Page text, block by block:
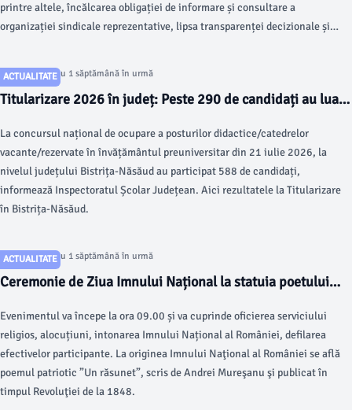
printre altele, încălcarea obligației de informare și consultare a
organizației sindicale reprezentative, lipsa transparenței decizionale și
ACTUALITATE
Articol postat cu 1 săptămână în urmă
Titularizare 2026 în județ: Peste 290 de candidați au luat
La concursul național de ocupare a posturilor didactice/catedrelor
vacante/rezervate în învățământul preuniversitar din 21 iulie 2026, la
nivelul județului Bistrița-Năsăud au participat 588 de candidați,
informează Inspectoratul Școlar Județean. Aici rezultatele la Titularizare
în Bistrița-Năsăud.
ACTUALITATE
Articol postat cu 1 săptămână în urmă
Ceremonie de Ziua Imnului Național la statuia poetului
Evenimentul va începe la ora 09.00 și va cuprinde oficierea serviciului
religios, alocuțiuni, intonarea Imnului Național al României, defilarea
efectivelor participante. La originea Imnului Naţional al României se află
poemul patriotic ”Un răsunet”, scris de Andrei Mureşanu şi publicat în
timpul Revoluţiei de la 1848.